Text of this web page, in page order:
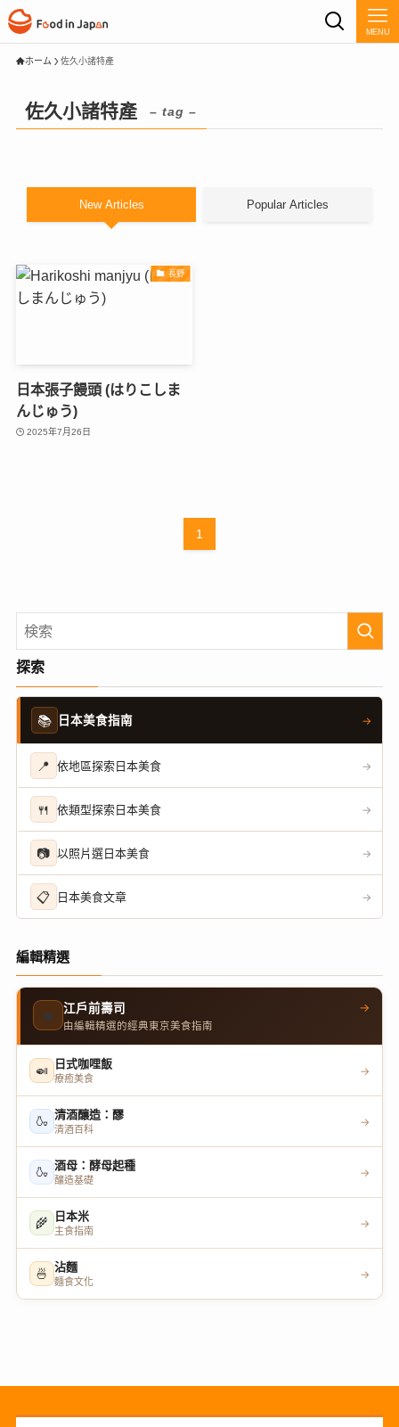
MENU
ホーム 佐久小諸特產
佐久小諸特產 – tag –
New Articles Popular Articles
長野
日本張子饅頭 (はりこしま
んじゅう)
2025年7月26日
1
探索
📚 日本美食指南 →
📍 依地區探索日本美食 →
🍴 依類型探索日本美食 →
📷 以照片選日本美食 →
📋 日本美食文章 →
編輯精選
🍣 江戶前壽司
由編輯精選的經典東京美食指南
→
🍛 日式咖哩飯
療癒美食
→
🍶 清酒釀造：醪
清酒百科
→
🍶 酒母：酵母起種
釀造基礎
→
🌾 日本米
主食指南
→
🍜 沾麵
麵食文化
→